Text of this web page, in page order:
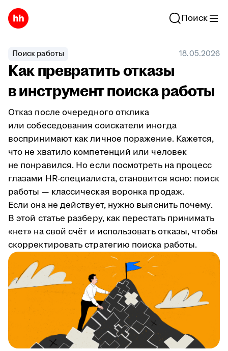
Поиск
Поиск работы 18.05.2026
Как превратить отказы
в инструмент поиска работы
Отказ после очередного отклика
или собеседования соискатели иногда
воспринимают как личное поражение. Кажется,
что не хватило компетенций или человек
не понравился. Но если посмотреть на процесс
глазами HR-специалиста, становится ясно: поиск
работы — классическая воронка продаж.
Если она не действует, нужно выяснить почему.
В этой статье разберу, как перестать принимать
«нет» на свой счёт и использовать отказы, чтобы
скорректировать стратегию поиска работы.